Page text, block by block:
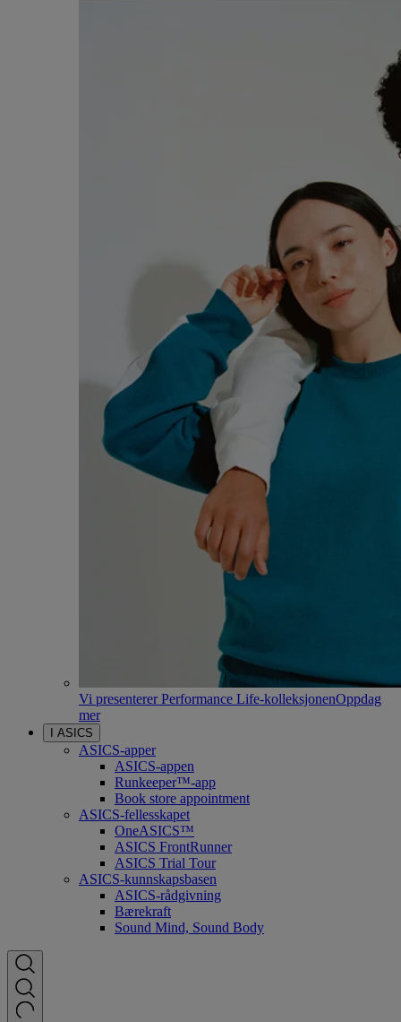
Vi presenterer Performance Life-kolleksjonenOppdag
mer
I ASICS
ASICS-apper
ASICS-appen
Runkeeper™-app
Book store appointment
ASICS-fellesskapet
OneASICS™
ASICS FrontRunner
ASICS Trial Tour
ASICS-kunnskapsbasen
ASICS-rådgivning
Bærekraft
Sound Mind, Sound Body